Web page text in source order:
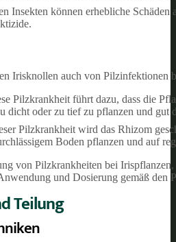
Insekten können erhebliche
Irisknollen auch von
Pilzkrankheit führt dazu, dass die
dicht oder zu tief zu pflanzen und gut
Pilzkrankheit wird das Rhizom
Boden pflanzen und auf
von Pilzkrankheiten bei
und Dosierung gemäß den
Teilung